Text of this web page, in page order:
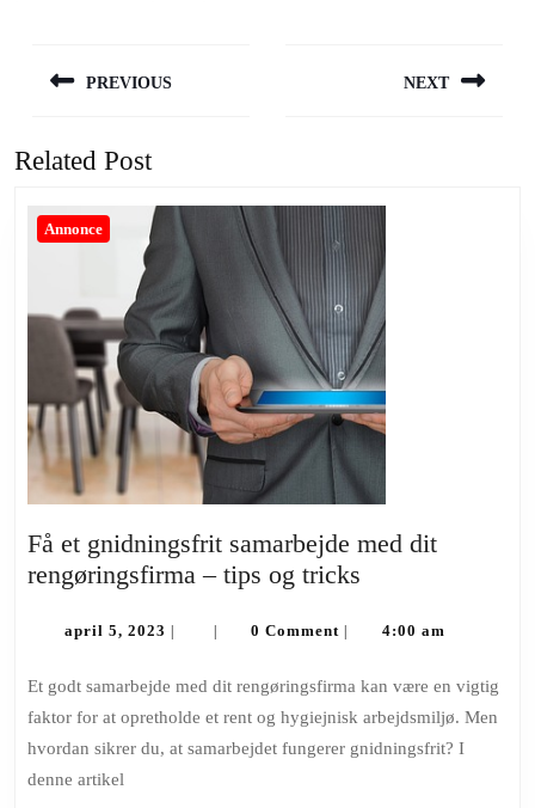
PREVIOUS
post:
NEXT
Related Post
Annonce
Få et gnidningsfrit samarbejde med dit
rengøringsfirma – tips og tricks
gnidningsfrit
med
dit
rengøringsfirma
april 5, 2023 april
0 Comment 4:00 am
Et godt samarbejde med dit rengøringsfirma kan være en vigtig
faktor for at opretholde et rent og hygiejnisk arbejdsmiljø. Men
hvordan sikrer du, at samarbejdet fungerer gnidningsfrit? I
denne artikel